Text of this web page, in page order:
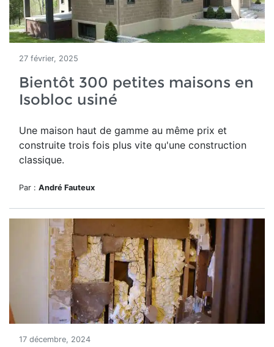
27 février, 2025
Bientôt 300 petites maisons en
Isobloc usiné
Une maison haut de gamme au même prix et
construite trois fois plus vite qu'une construction
classique.
Par : André Fauteux
17 décembre, 2024